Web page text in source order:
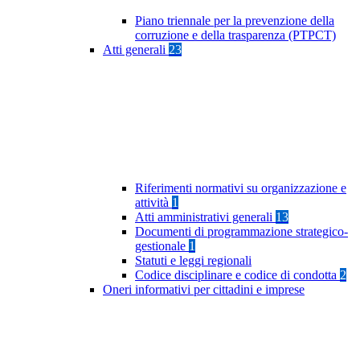
Piano triennale per la prevenzione della
corruzione e della trasparenza (PTPCT)
Atti generali 23
Riferimenti normativi su organizzazione e
attività 1
Atti amministrativi generali 13
Documenti di programmazione strategico-
gestionale 1
Statuti e leggi regionali
Codice disciplinare e codice di condotta 2
Oneri informativi per cittadini e imprese